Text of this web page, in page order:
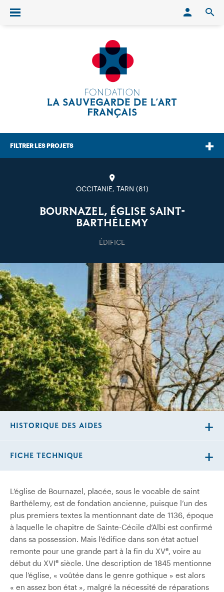
Ouvrir/fermer le menu
FILTRER LES PROJETS
OCCITANIE, TARN (81)
BOURNAZEL, ÉGLISE SAINT-
BARTHÉLEMY
ÉDIFICE
L’église de Bournazel, placée, sous le vocable de saint
Barthélemy, est de fondation ancienne, puisque l’un des
plus premiers textes la mentionnant date de 1136, époque
à laquelle le chapitre de Sainte-Cécile d’Albi est confirmé
dans sa possession. Mais l’édifice dans son état actuel
remonte pour une grande part à la fin du XVe, voire au
début du XVIe siècle. Une description de 1845 mentionne
que l’église, « voûtée dans le genre gothique » est alors
« en assez bon état », malgré la nécessité de réparations
HISTORIQUE DES AIDES
FICHE TECHNIQUE